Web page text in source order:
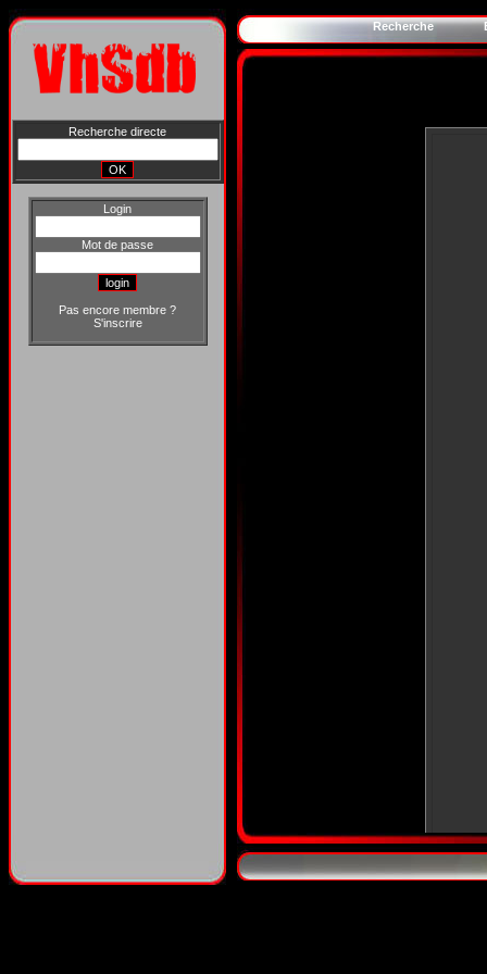
Recherche directe
Login
Mot de passe
Pas encore membre ?
S'inscrire
Recherche